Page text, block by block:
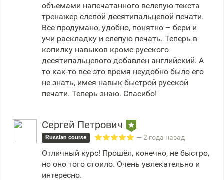
объемами напечатанного вслепую текста
тренажер слепой десятипальцевой печати.
Все продумано, удобно, понятно – бери и
учи раскладку и слепую печать. Теперь в
копилку навыков кроме русского
десятипальцевого добавлен английский. А
то как-то все это время неудобно было его
не знать, имея навык быстрой русской
печати. Теперь знаю. Спасибо!
Сергей Петрович
Russian course — 2 года назад
Отличный курс! Прошёл, конечно, не быстро,
но оно того стоило. Очень увлекательно и
интересно.